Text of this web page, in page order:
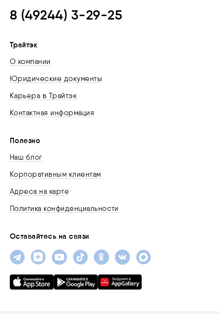
8 (49244) 3-29-25
Трайтэк
О компании
Юридические документы
Карьера в Трайтэк
Контактная информация
Полезно
Наш блог
Корпоративным клиентам
Адреса на карте
Политика конфиденциальности
Оставайтесь на связи